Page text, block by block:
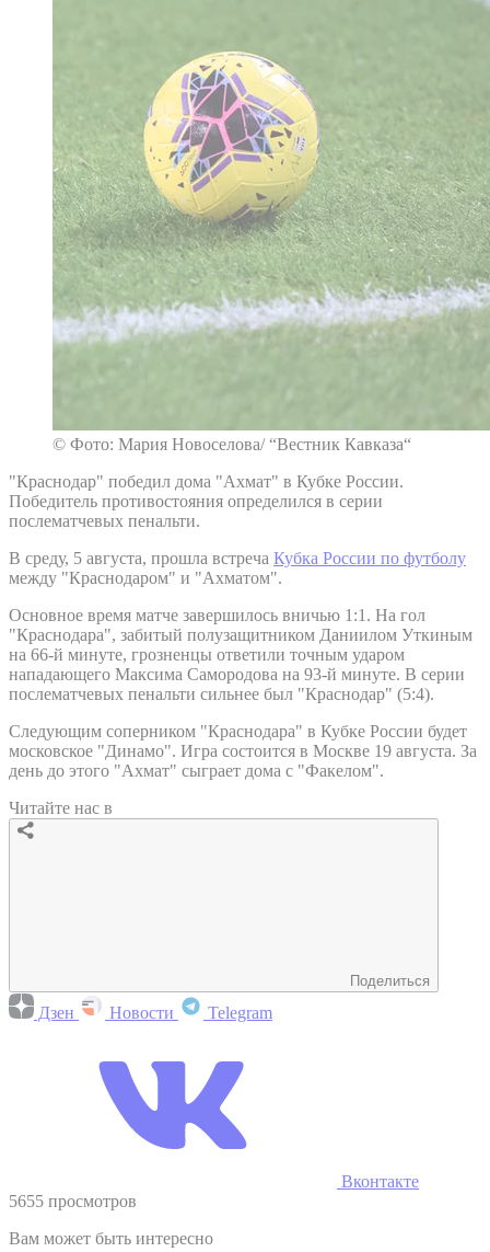
© Фото: Мария Новоселова/ “Вестник Кавказа“
"Краснодар" победил дома "Ахмат" в Кубке России.
Победитель противостояния определился в серии
послематчевых пенальти.
В среду, 5 августа, прошла встреча Кубка России по футболу
между "Краснодаром" и "Ахматом".
Основное время матче завершилось вничью 1:1. На гол
"Краснодара", забитый полузащитником Даниилом Уткиным
на 66-й минуте, грозненцы ответили точным ударом
нападающего Максима Самородова на 93-й минуте. В серии
послематчевых пенальти сильнее был "Краснодар" (5:4).
Следующим соперником "Краснодара" в Кубке России будет
московское "Динамо". Игра состоится в Москве 19 августа. За
день до этого "Ахмат" сыграет дома с "Факелом".
Читайте нас в
Поделиться
Дзен Новости Telegram
Вконтакте
5655 просмотров
Вам может быть интересно